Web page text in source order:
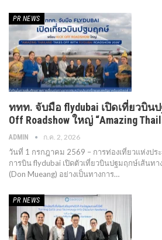
PR​ NEWS
ททท. จับมือ flydubai เปิดเที่ยวบิน
Off Roadshow ใหญ่ “Amazing
ADMIN ก.ค. 2, 2026
วันที่ 1 กรกฎาคม 2569 – การท่องเที่ยวแห่งปร
การบิน flydubai เปิดตัวเที่ยวบินปฐมฤกษ์เส้นทา
(Don Mueang) อย่างเป็นทางการ…
PR​ NEWS